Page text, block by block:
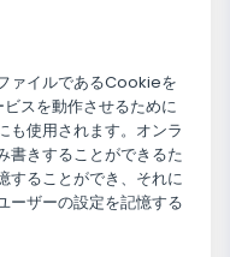
ァイルであるCookieを
スを動作させるために
も使用されます。オンラ
書きすることができるた
することができ、それに
ーザーの設定を記憶する